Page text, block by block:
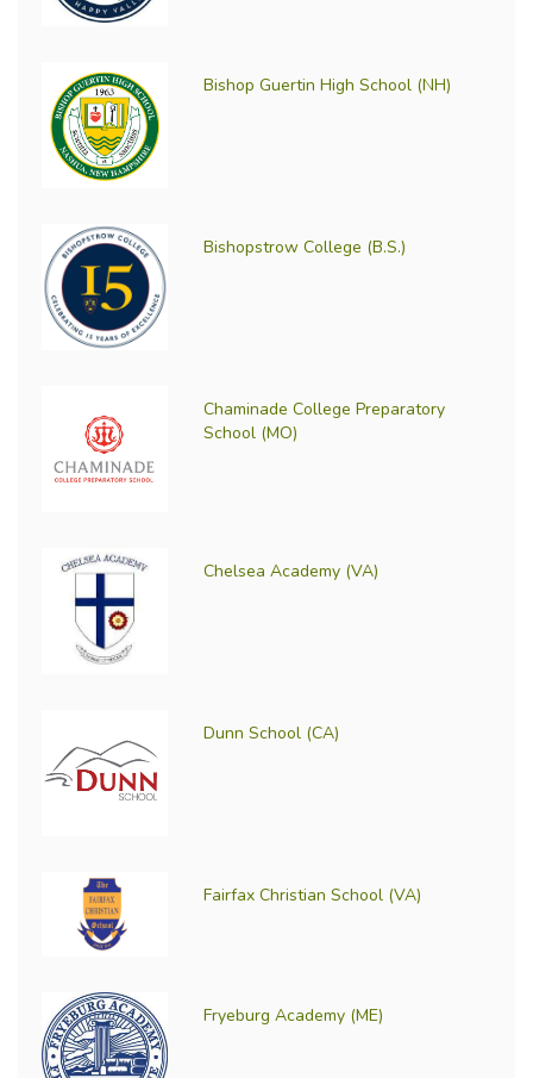
Bishop Guertin High School (NH)
Bishopstrow College (B.S.)
Chaminade College Preparatory
School (MO)
Chelsea Academy (VA)
Dunn School (CA)
Fairfax Christian School (VA)
Fryeburg Academy (ME)